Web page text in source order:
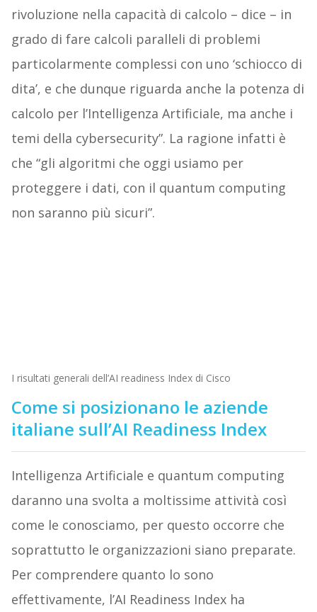
rivoluzione nella capacità di calcolo – dice – in
grado di fare calcoli paralleli di problemi
particolarmente complessi con uno ‘schiocco di
dita’, e che dunque riguarda anche la potenza di
calcolo per l’Intelligenza Artificiale, ma anche i
temi della cybersecurity”. La ragione infatti è
che “gli algoritmi che oggi usiamo per
proteggere i dati, con il quantum computing
non saranno più sicuri”.
I risultati generali dell’AI readiness Index di Cisco
Come si posizionano le aziende
italiane sull’AI Readiness Index
Intelligenza Artificiale e quantum computing
daranno una svolta a moltissime attività così
come le conosciamo, per questo occorre che
soprattutto le organizzazioni siano preparate.
Per comprendere quanto lo sono
effettivamente, l’AI Readiness Index ha